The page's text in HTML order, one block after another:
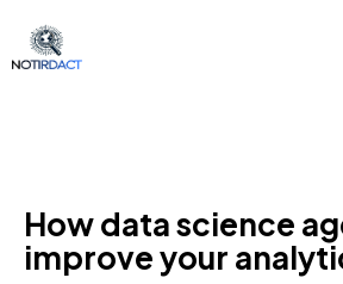
How data science
improve your